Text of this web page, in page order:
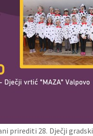
prirediti 28. Dječji gradski